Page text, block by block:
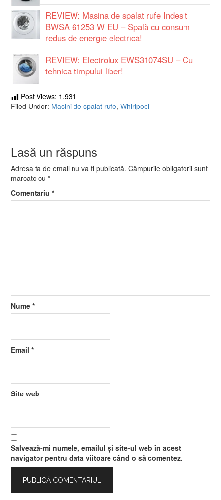
REVIEW: Masina de spalat rufe Indesit
BWSA 61253 W EU – Spală cu consum
redus de energie electrică!
REVIEW: Electrolux EWS31074SU – Cu
tehnica timpului liber!
Post Views: 1.931
Filed Under: Masini de spalat rufe,Whirlpool
Lasă un răspuns
Adresa ta de email nu va fi publicată. Câmpurile obligatorii sunt
marcate cu*
Comentariu*
Nume*
Email*
Site web
Salvează-mi numele, emailul și site-ul web în acest
navigator pentru data viitoare când o să comentez.